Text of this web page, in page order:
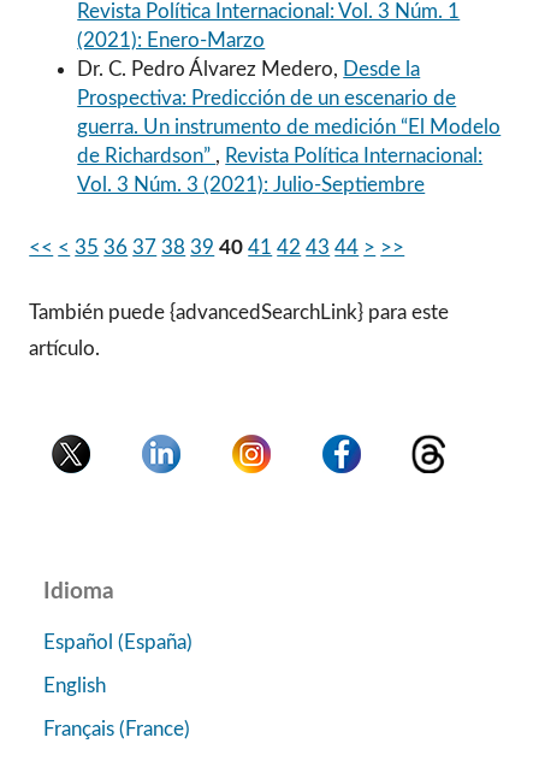
Revista Política Internacional: Vol. 3 Núm. 1
(2021): Enero-Marzo
Dr. C. Pedro Álvarez Medero, Desde la
Prospectiva: Predicción de un escenario de
guerra. Un instrumento de medición “El Modelo
de Richardson” , Revista Política Internacional:
Vol. 3 Núm. 3 (2021): Julio-Septiembre
<< < 35 36 37 38 39 40 41 42 43 44 > >>
También puede {advancedSearchLink} para este
artículo.
Idioma
Español (España)
English
Français (France)